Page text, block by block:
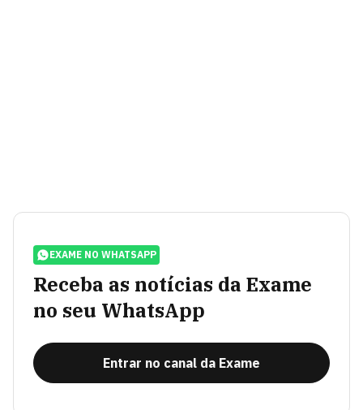
EXAME NO WHATSAPP
Receba as notícias da Exame
no seu WhatsApp
Entrar no canal da Exame